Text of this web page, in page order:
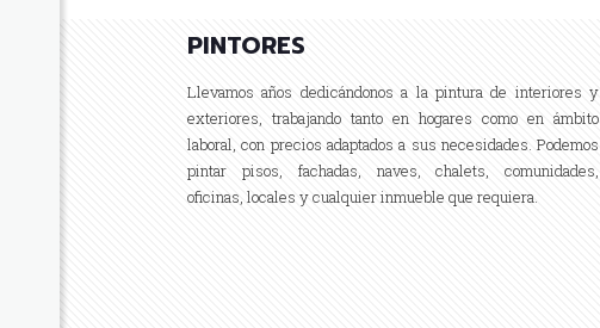
PINTORES
Llevamos años dedicándonos a la pintura de interiores y
exteriores, trabajando tanto en hogares como en ámbito
laboral, con precios adaptados a sus necesidades. Podemos
pintar pisos, fachadas, naves, chalets, comunidades,
oficinas, locales y cualquier inmueble que requiera.